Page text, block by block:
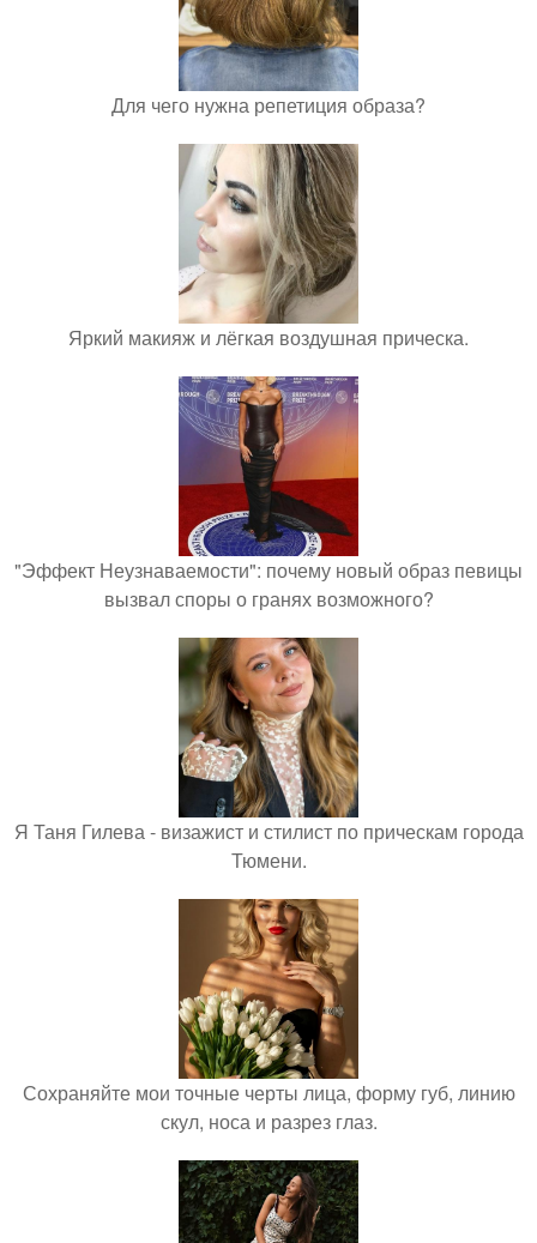
Для чего нужна репетиция образа?
Яркий макияж и лёгкая воздушная прическа.
"Эффект Неузнаваемости": почему новый образ певицы
вызвал споры о гранях возможного?
Я Таня Гилева - визажист и стилист по прическам города
Тюмени.
Сохраняйте мои точные черты лица, форму губ, линию
скул, носа и разрез глаз.